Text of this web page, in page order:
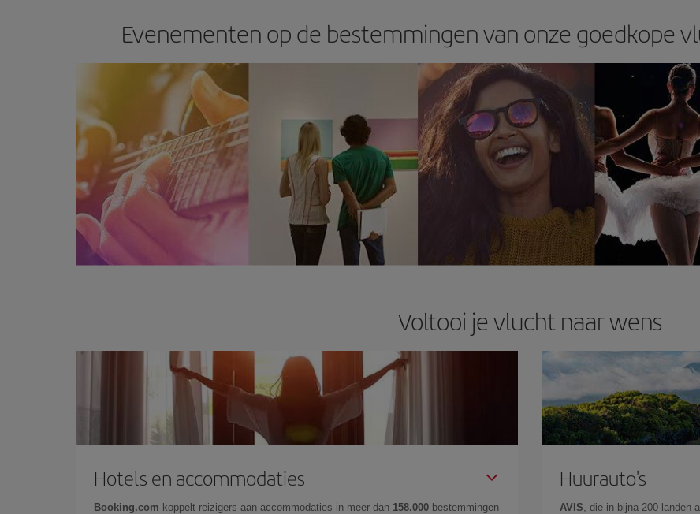
Evenementen op de bestemmingen van onze goedkope
Voltooi je vlucht naar wens
Hotels en accommodaties
Booking.com koppelt reizigers aan accommodaties in meer dan 158.000 bestemmingen
Huurauto's
AVIS , die in bijna 200